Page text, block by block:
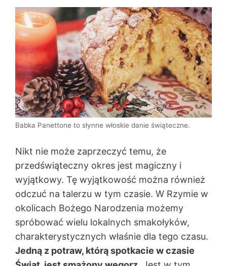
Babka Panettone to słynne włoskie danie świąteczne.
Nikt nie może zaprzeczyć temu, że
przedświąteczny okres jest magiczny i
wyjątkowy. Tę wyjątkowość można również
odczuć na talerzu w tym czasie. W Rzymie w
okolicach Bożego Narodzenia możemy
spróbować wielu lokalnych smakołyków,
charakterystycznych właśnie dla tego czasu.
Jedną z potraw, którą spotkacie w czasie